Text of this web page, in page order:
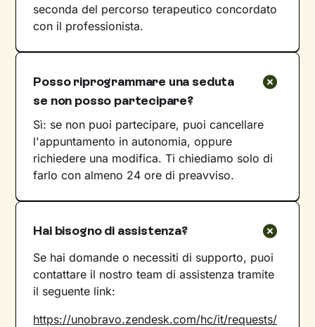
seconda del percorso terapeutico concordato
con il professionista.
Posso riprogrammare una seduta
se non posso partecipare?
Sì: se non puoi partecipare, puoi cancellare
l'appuntamento in autonomia, oppure
richiedere una modifica. Ti chiediamo solo di
farlo con almeno 24 ore di preavviso.
Hai bisogno di assistenza?
Se hai domande o necessiti di supporto, puoi
contattare il nostro team di assistenza tramite
il seguente link:
https://unobravo.zendesk.com/hc/it/requests/